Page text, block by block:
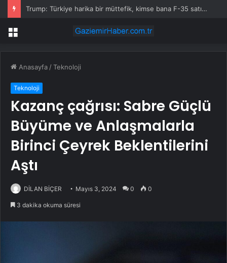
Trump: Türkiye harika bir müttefik, kimse bana F-35 satışı için ne yapmam gerektiğini söyleyemez
Menü
Anasayfa /Teknoloji
Teknoloji
Kazanç çağrısı: Sabre Güçlü
Büyüme ve Anlaşmalarla
Birinci Çeyrek Beklentilerini
Aştı
DİLAN BİÇER Mayıs 3, 2024 0 0
3 dakika okuma süresi